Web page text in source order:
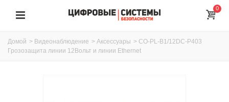
0
Домой > Видеонаблюдение > Аксессуары > CO-PL-B1/12DC-P403
Грозозащита линии 12Вольт и линии Ethernet